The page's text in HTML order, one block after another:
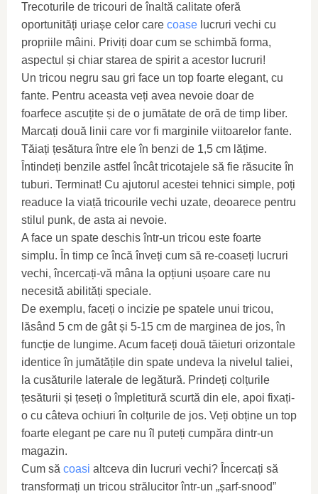
Trecoturile de tricouri de înaltă calitate oferă
oportunități uriașe celor care coase lucruri vechi cu
propriile mâini. Priviți doar cum se schimbă forma,
aspectul și chiar starea de spirit a acestor lucruri!
Un tricou negru sau gri face un top foarte elegant, cu
fante. Pentru aceasta veți avea nevoie doar de
foarfece ascuțite și de o jumătate de oră de timp liber.
Marcați două linii care vor fi marginile viitoarelor fante.
Tăiați țesătura între ele în benzi de 1,5 cm lățime.
Întindeți benzile astfel încât tricotajele să fie răsucite în
tuburi. Terminat! Cu ajutorul acestei tehnici simple, poți
readuce la viață tricourile vechi uzate, deoarece pentru
stilul punk, de asta ai nevoie.
A face un spate deschis într-un tricou este foarte
simplu. În timp ce încă înveți cum să re-coaseți lucruri
vechi, încercați-vă mâna la opțiuni ușoare care nu
necesită abilități speciale.
De exemplu, faceți o incizie pe spatele unui tricou,
lăsând 5 cm de gât și 5-15 cm de marginea de jos, în
funcție de lungime. Acum faceți două tăieturi orizontale
identice în jumătățile din spate undeva la nivelul taliei,
la cusăturile laterale de legătură. Prindeți colțurile
țesăturii și țeseți o împletitură scurtă din ele, apoi fixați-
o cu câteva ochiuri în colțurile de jos. Veți obține un top
foarte elegant pe care nu îl puteți cumpăra dintr-un
magazin.
Cum să coasi altceva din lucruri vechi? Încercați să
transformați un tricou strălucitor într-un „șarf-snood”